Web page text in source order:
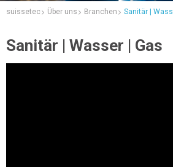
suissetec Über uns Branchen Sanitär |
Sanitär | Wasser | Gas